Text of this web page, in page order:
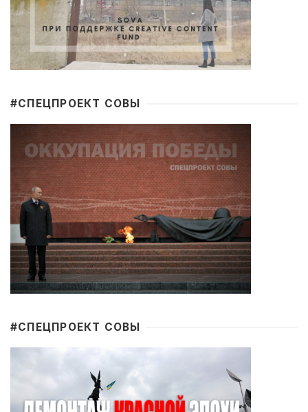
#CПЕЦПРОЕКТ СОВЫ
#CПЕЦПРОЕКТ СОВЫ